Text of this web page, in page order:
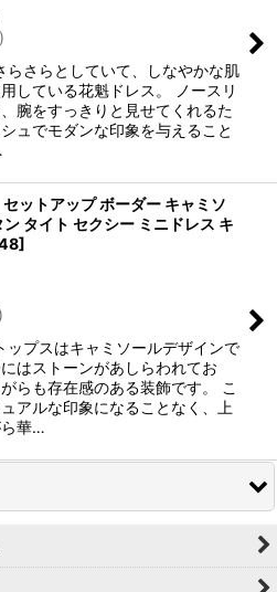
)
さらとしていて、しなやかな肌
している花魁ドレス。 ノースリ
腕をすっきりと見せてくれるた
ュでモダンな印象を与えること
セットアップ ボーダー キャミソ
タイト セクシー ミニドレス キ
]
)
プスはキャミソールデザインで
はストーンがあしらわれてお
らも存在感のある装飾です。 こ
アルな印象になることなく、上
ら華…